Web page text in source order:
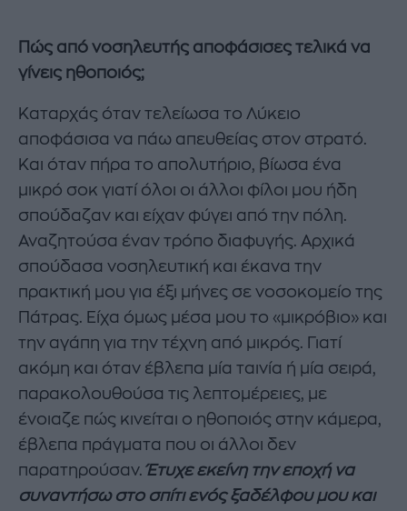
Πώς από νοσηλευτής αποφάσισες τελικά να
γίνεις ηθοποιός;
Καταρχάς όταν τελείωσα το Λύκειο
αποφάσισα να πάω απευθείας στον στρατό.
Και όταν πήρα το απολυτήριο, βίωσα ένα
μικρό σοκ γιατί όλοι οι άλλοι φίλοι μου ήδη
σπούδαζαν και είχαν φύγει από την πόλη.
Αναζητούσα έναν τρόπο διαφυγής. Αρχικά
σπούδασα νοσηλευτική και έκανα την
πρακτική μου για έξι μήνες σε νοσοκομείο της
Πάτρας. Είχα όμως μέσα μου το «μικρόβιο» και
την αγάπη για την τέχνη από μικρός. Γιατί
ακόμη και όταν έβλεπα μία ταινία ή μία σειρά,
παρακολουθούσα τις λεπτομέρειες, με
ένοιαζε πώς κινείται ο ηθοποιός στην κάμερα,
έβλεπα πράγματα που οι άλλοι δεν
παρατηρούσαν. Έτυχε εκείνη την εποχή να
συναντήσω στο σπίτι ενός ξαδέλφου μου και